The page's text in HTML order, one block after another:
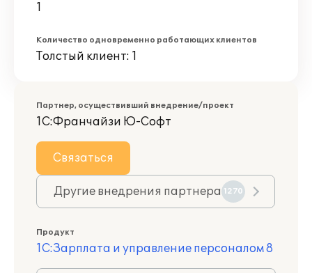
1
Количество одновременно работающих клиентов
Толстый клиент: 1
Партнер, осуществивший внедрение/проект
1С:Франчайзи Ю-Софт
Связаться
Другие внедрения партнера 1270
Продукт
1С:Зарплата и управление персоналом 8